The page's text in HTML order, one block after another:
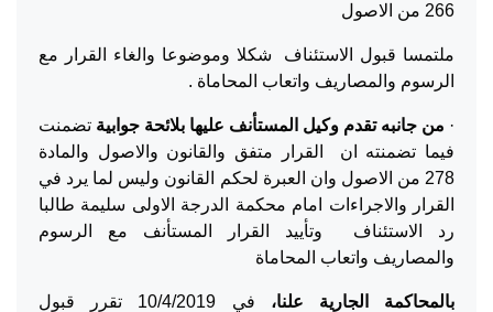
266 من الاصول
ملتمسا قبول الاستئناف شكلا وموضوعا والغاء القرار مع
الرسوم والمصاريف واتعاب المحاماة .
· من جانبه تقدم وكيل المستأنف عليها بلائحة جوابية تضمنت
فيما تضمنته ان القرار متفق والقانون والاصول والمادة
278 من الاصول وان العبرة لحكم القانون وليس لما يرد في
القرار والاجراءات امام محكمة الدرجة الاولى سليمة طالبا
رد الاستئناف وتأييد القرار المستأنف مع الرسوم
والمصاريف واتعاب المحاماة
بالمحاكمة الجارية علنا،
في 10/4/2019 تقرر قبول